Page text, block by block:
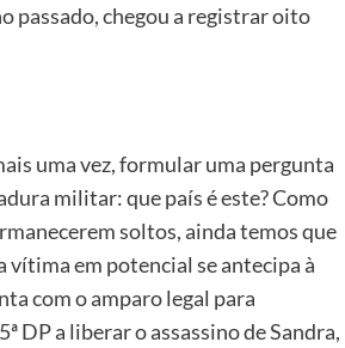
passado, chegou a registrar oito
uma vez, formular uma pergunta
militar: que país é este? Como
soltos, ainda temos que
vítima em potencial se antecipa à
com o amparo legal para
DP a liberar o assassino de Sandra,